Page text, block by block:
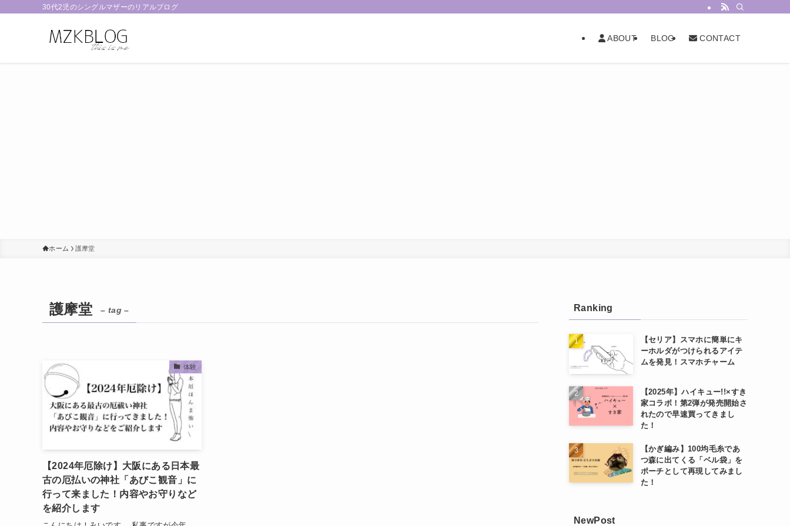
30代2児のシングルマザーのリアルブログ
ABOUT BLOG CONTACT
ホーム 護摩堂
護摩堂 – tag –
体験
【2024年厄除け】大阪にある日本最
古の厄払いの神社「あびこ観音」に
行って来ました！内容やお守りなど
を紹介します
Ranking
【セリア】スマホに簡単にキ
ーホルダがつけられるアイテ
ムを発見！スマホチャーム
【2025年】ハイキュー!!×すき
家コラボ！第2弾が発売開始さ
れたので早速買ってきまし
た！
【かぎ編み】100均毛糸であ
つ森に出てくる「ベル袋」を
ポーチとして再現してみまし
た！
NewPost